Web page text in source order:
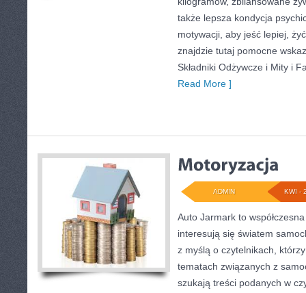
także lepsza kondycja
motywacji, aby jeść lepiej,
znajdzie tutaj pomocne
Składniki Odżywcze i Mity i
Read More ]
KWI -
ADMIN
Auto Jarmark to
interesują się światem
z myślą o czytelnikach,
tematach związanych z
szukają treści podanych w